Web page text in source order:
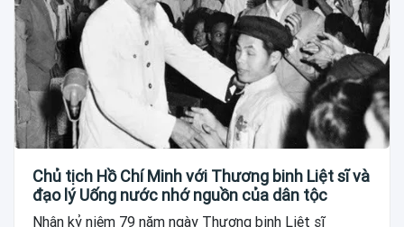
Chủ tịch Hồ Chí Minh với Thương binh Liệt sĩ và
đạo lý Uống nước nhớ nguồn của dân tộc
Nhân kỷ niệm 79 năm ngày Thương binh Liệt sĩ